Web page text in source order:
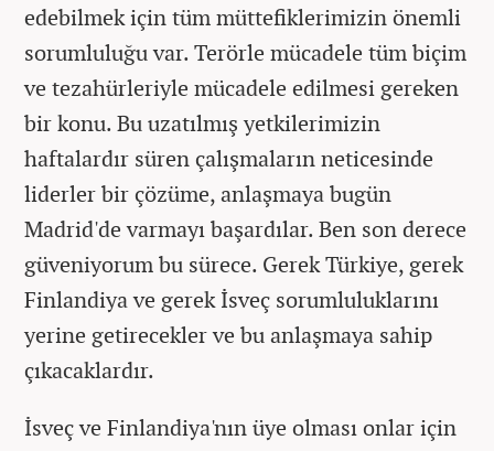
edebilmek için tüm müttefiklerimizin önemli
sorumluluğu var. Terörle mücadele tüm biçim
ve tezahürleriyle mücadele edilmesi gereken
bir konu. Bu uzatılmış yetkilerimizin
haftalardır süren çalışmaların neticesinde
liderler bir çözüme, anlaşmaya bugün
Madrid'de varmayı başardılar. Ben son derece
güveniyorum bu sürece. Gerek Türkiye, gerek
Finlandiya ve gerek İsveç sorumluluklarını
yerine getirecekler ve bu anlaşmaya sahip
çıkacaklardır.
İsveç ve Finlandiya'nın üye olması onlar için